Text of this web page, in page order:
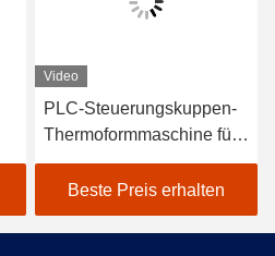
Video
PLC-Steuerungskuppen-
Thermoformmaschine für
PE-PET-PVC-Material
Beste Preis erhalten